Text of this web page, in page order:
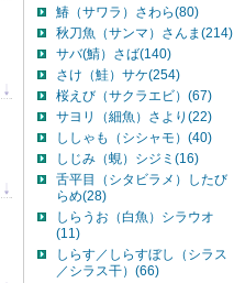
鰆（サワラ）さわら(80)
秋刀魚（サンマ）さんま(214)
サバ(鯖）さば(140)
さけ（鮭）サケ(254)
桜えび（サクラエビ）(67)
サヨリ（細魚）さより(22)
ししゃも（シシャモ）(40)
しじみ（蜆）シジミ(16)
舌平目（シタビラメ）したび
らめ(28)
しらうお（白魚）シラウオ
(11)
しらす／しらすぼし（シラス
／シラス干）(66)